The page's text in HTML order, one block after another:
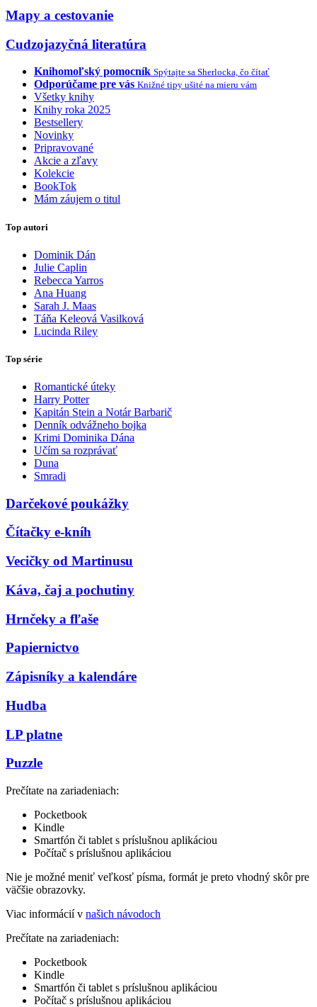
Mapy a cestovanie
Cudzojazyčná literatúra
Knihomoľský pomocník Spýtajte sa Sherlocka, čo čítať
Odporúčame pre vás Knižné tipy ušité na mieru vám
Všetky knihy
Knihy roka 2025
Bestsellery
Novinky
Pripravované
Akcie a zľavy
Kolekcie
BookTok
Mám záujem o titul
Top autori
Dominik Dán
Julie Caplin
Rebecca Yarros
Ana Huang
Sarah J. Maas
Táňa Keleová Vasilková
Lucinda Riley
Top série
Romantické úteky
Harry Potter
Kapitán Stein a Notár Barbarič
Denník odvážneho bojka
Krimi Dominika Dána
Učím sa rozprávať
Duna
Smradi
Darčekové poukážky
Čítačky e-kníh
Vecičky od Martinusu
Káva, čaj a pochutiny
Hrnčeky a fľaše
Papiernictvo
Zápisníky a kalendáre
Hudba
LP platne
Puzzle
Prečítate na zariadeniach:
Pocketbook
Kindle
Smartfón či tablet s príslušnou aplikáciou
Počítač s príslušnou aplikáciou
Nie je možné meniť veľkosť písma, formát je preto vhodný skôr pre
väčšie obrazovky.
Viac informácií v našich návodoch
Prečítate na zariadeniach:
Pocketbook
Kindle
Smartfón či tablet s príslušnou aplikáciou
Počítač s príslušnou aplikáciou